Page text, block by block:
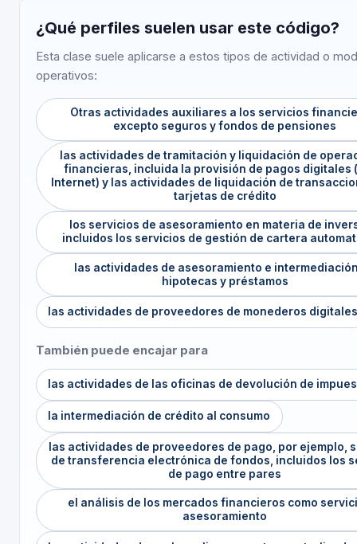
¿Qué perfiles suelen usar este código?
Esta clase suele aplicarse a estos tipos de actividad o
operativos:
Otras actividades auxiliares a los servicios
excepto seguros y fondos de pensiones
las actividades de tramitación y liquidación de
financieras, incluida la provisión de pagos digitales
Internet) y las actividades de liquidación de
tarjetas de crédito
los servicios de asesoramiento en materia de
incluidos los servicios de gestión de cartera
las actividades de asesoramiento e
hipotecas y préstamos
las actividades de proveedores de monederos
También puede encajar para
las actividades de las oficinas de devolución de
la intermediación de crédito al consumo
las actividades de proveedores de pago, por ejemplo,
de transferencia electrónica de fondos, incluidos los
de pago entre pares
el análisis de los mercados financieros como
asesoramiento